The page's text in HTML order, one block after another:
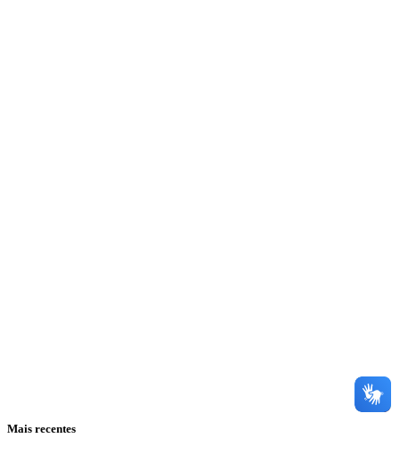
Mais recentes